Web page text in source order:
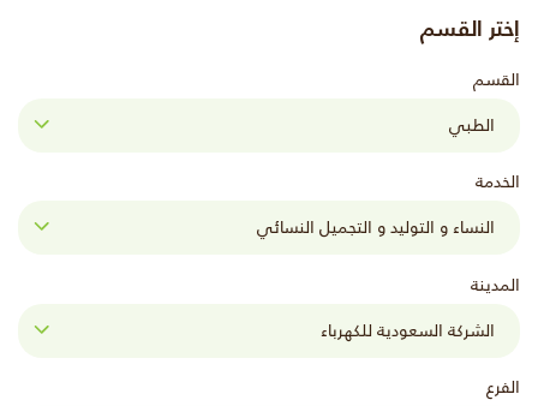
إختر القسم
القسم
الخدمة
المدينة
الفرع